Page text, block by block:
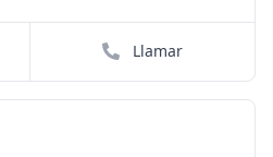
Llamar